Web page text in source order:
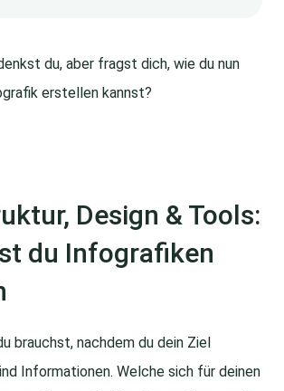
du, aber fragst dich, wie du nun
erstellen kannst?
Design & Tools:
du Infografiken
brauchst, nachdem du dein Ziel
Informationen. Welche sich für deinen